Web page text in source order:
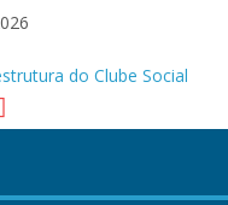
do Clube Social
no Campeonato 50tão!